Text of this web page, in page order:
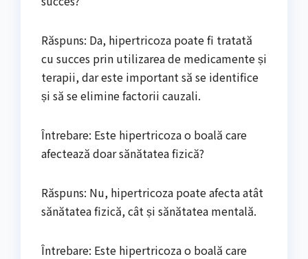
Răspuns: Da, hipertricoza poate fi tratată
cu succes prin utilizarea de medicamente și
terapii, dar este important să se identifice
și să se elimine factorii cauzali.
Întrebare: Este hipertricoza o boală care
afectează doar sănătatea fizică?
Răspuns: Nu, hipertricoza poate afecta atât
sănătatea fizică, cât și sănătatea mentală.
Întrebare: Este hipertricoza o boală care